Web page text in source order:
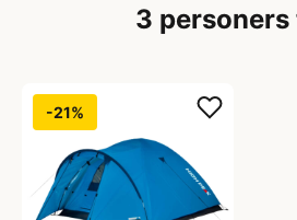
3
-21%